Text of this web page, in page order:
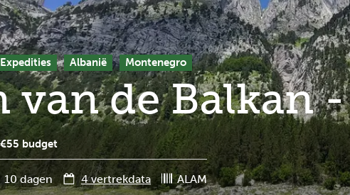
Albanië Montenegro
van de Balkan
budget
10 dagen 4 vertrekdata ALAM